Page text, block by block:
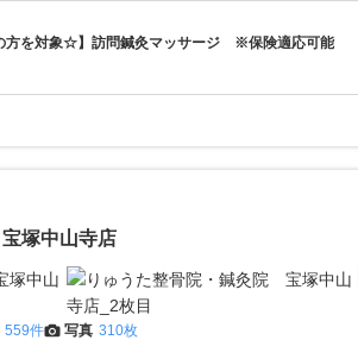
方を対象☆】訪問鍼灸マッサージ ※保険適応可能
塚中山寺店
559件 写真 310枚